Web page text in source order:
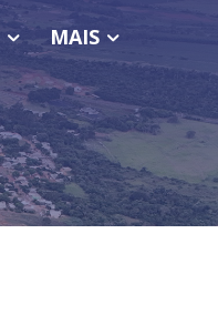
MAIS